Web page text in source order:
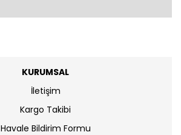
KURUMSAL
İletişim
Kargo Takibi
Havale Bildirim Formu